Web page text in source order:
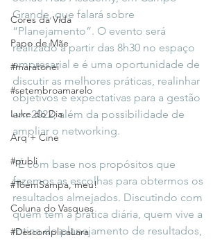
Cores da Vida
Papo de Mãe
#maratonei
#setembroamarelo
Luke do Dia
Arq + Cine
#publi
#TôemSampa, meu!
Coluna do Vasques
#DescomplicaLara
Grande, que falará sobre
“Planejamento”. O evento será
realizado a partir das 8h30 no espaço
empresarial e é uma oportunidade de
discutir as melhores práticas, realinhar
objetivos e expectativas para a gestão
em 2022, além da possibilidade de
ampliar o networking.
“É com base nos propósitos que
fazemos as escolhas para obtermos os
resultados almejados. Discutindo com
quem tem a prática diária, quem vive a
rotina do planejamento de resultados,